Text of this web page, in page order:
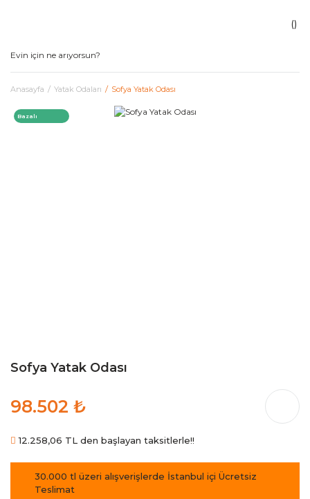
Anasayfa Yatak Odaları Sofya Yatak Odası
Bazalı
Sofya Yatak Odası
98.502 ₺
12.258,06 TL den başlayan taksitlerle!!
30.000 tl üzeri alışverişlerde İstanbul içi Ücretsiz
Teslimat